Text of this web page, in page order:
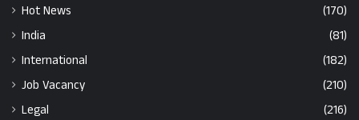
Hot News
(170)
India
(81)
International
(182)
Job Vacancy
(210)
Legal
(216)